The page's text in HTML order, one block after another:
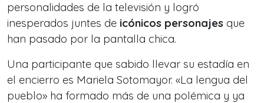
personalidades de la televisión y logró
inesperados juntes de icónicos personajes que
han pasado por la pantalla chica.
Una participante que sabido llevar su estadía en
el encierro es Mariela Sotomayor. «La lengua del
pueblo» ha formado más de una polémica y ya